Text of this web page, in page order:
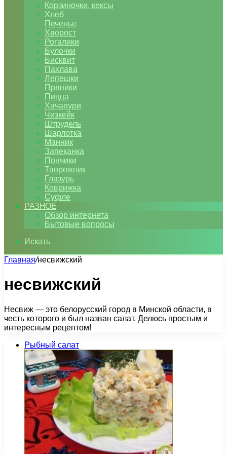
Корзиночки, кексы
Хлеб
Печенье
Хворост
Рогалики
Булочки
Бисквит
Пахлава
Лепешки
Пряники
Пицца
Хачапури
Чизкейк
Штрудель
Шарлотка
Манник
Запеканка
Пончики
Творожник
Глазурь
Коврижка
Суфле
РАЗНОЕ
Обзор интернета
Бытовые вопросы
Искать
Главная/несвижский
несвижский
Несвиж — это белорусский город в Минской области, в
честь которого и был назван салат. Делюсь простым и
интересным рецептом!
Рыбный салат